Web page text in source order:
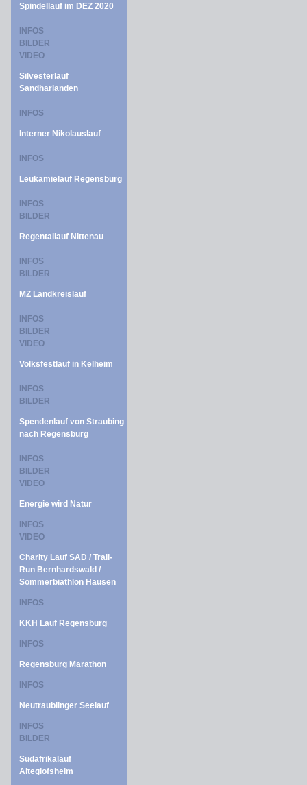
Spindellauf im DEZ 2020
INFOS
BILDER
VIDEO
Silvesterlauf
Sandharlanden
INFOS
Interner Nikolauslauf
INFOS
Leukämielauf Regensburg
INFOS
BILDER
Regentallauf Nittenau
INFOS
BILDER
MZ Landkreislauf
INFOS
BILDER
VIDEO
Volksfestlauf in Kelheim
INFOS
BILDER
Spendenlauf von Straubing
nach Regensburg
INFOS
BILDER
VIDEO
Energie wird Natur
INFOS
VIDEO
Charity Lauf SAD / Trail-
Run Bernhardswald /
Sommerbiathlon Hausen
INFOS
KKH Lauf Regensburg
INFOS
Regensburg Marathon
INFOS
Neutraublinger Seelauf
INFOS
BILDER
Südafrikalauf
Alteglofsheim